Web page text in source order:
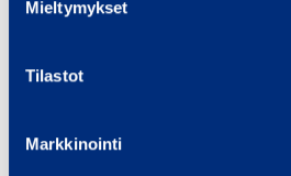
Mieltymykset
Tilastot
Markkinointi